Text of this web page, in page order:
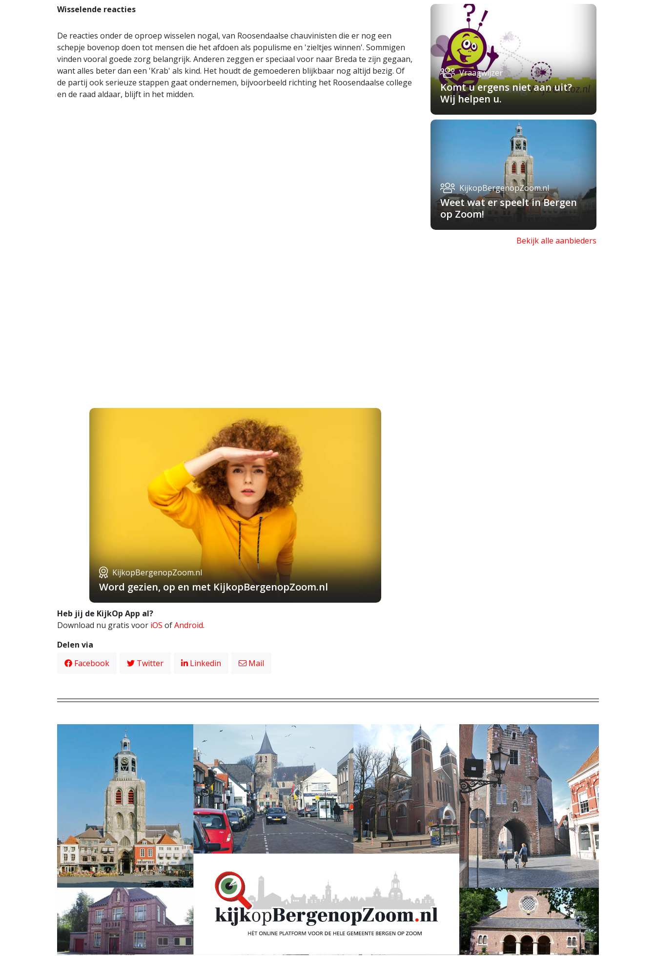
Wisselende reacties
De reacties onder de oproep wisselen nogal, van Roosendaalse chauvinisten die er nog een
schepje bovenop doen tot mensen die het afdoen als populisme en 'zieltjes winnen'. Sommigen
vinden vooral goede zorg belangrijk. Anderen zeggen er speciaal voor naar Breda te zijn gegaan,
want alles beter dan een 'Krab' als kind. Het houdt de gemoederen blijkbaar nog altijd bezig. Of
de partij ook serieuze stappen gaat ondernemen, bijvoorbeeld richting het Roosendaalse college
en de raad aldaar, blijft in het midden.
KijkopBergenopZoom.nl
Word gezien, op en met KijkopBergenopZoom.nl
Heb jij de KijkOp App al?
Download nu gratis voor iOS ofAndroid.
Delen via
Facebook
Twitter Linkedin Mail
Vraagwijzer
Komt u ergens niet aan uit?
Wij helpen u.
KijkopBergenopZoom.nl
Weet wat er speelt in Bergen
op Zoom!
Bekijk alle aanbieders